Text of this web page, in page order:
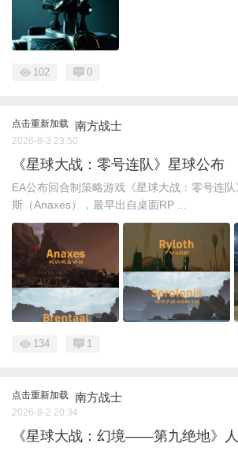
102 0
点击重新加载 南方战士
2026-8-3 23:50
《星球大战：零号连队》星球公布
EA公布回合制策略游戏《星球大战：零号连
斯（Anaxes），最早出自桌面RP ...
134 1
点击重新加载 南方战士
2026-8-2 20:34
《星球大战：幻境——第九绝地》